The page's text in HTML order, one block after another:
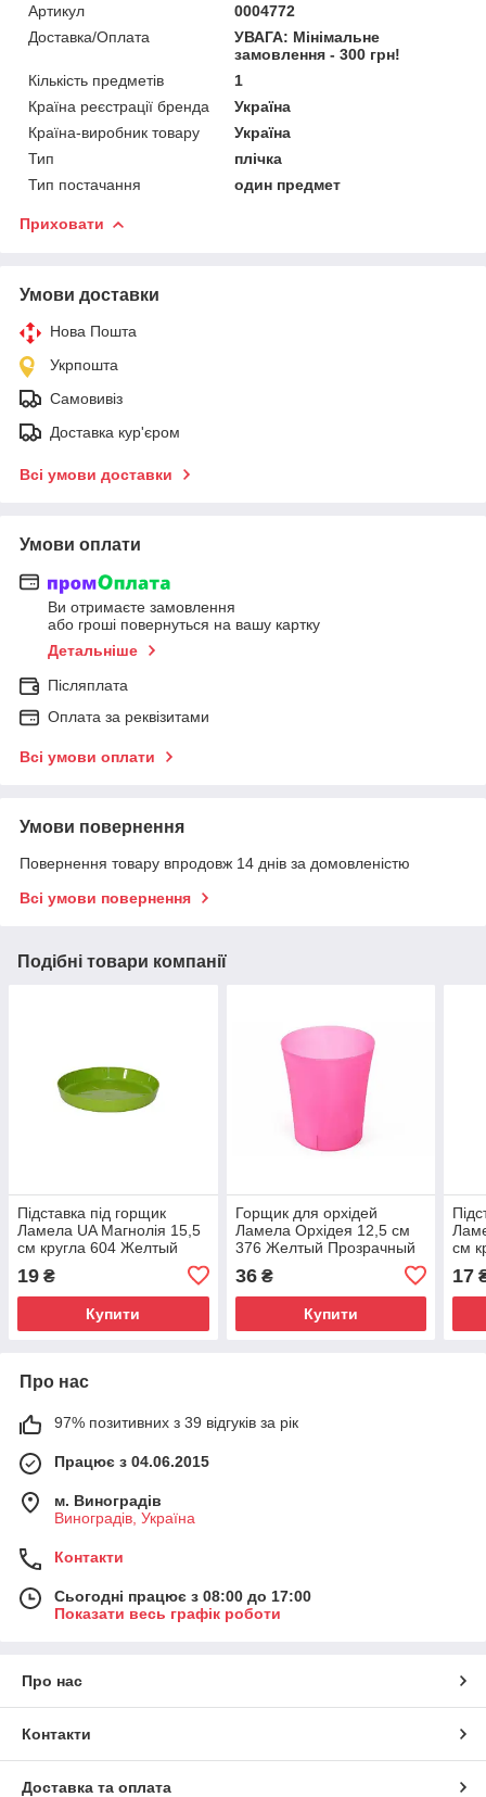
Артикул
0004772
Доставка/Оплата
УВАГА: Мінімальне
замовлення - 300 грн!
Кількість предметів
1
Країна реєстрації бренда
Україна
Країна-виробник товару
Україна
Тип
плічка
Тип постачання
один предмет
Приховати
Умови доставки
Нова Пошта
Укрпошта
Самовивіз
Доставка кур'єром
Всі умови доставки
Умови оплати
Ви отримаєте замовлення
або гроші повернуться на вашу картку
Детальніше
Післяплата
Оплата за реквізитами
Всі умови оплати
Умови повернення
Повернення товару впродовж 14 днів за домовленістю
Всі умови повернення
Подібні товари компанії
Підставка під горщик
Ламела UA Магнолія 15,5
см кругла 604 Желтый
19 ₴
Купити
Горщик для орхідей
Ламела Орхідея 12,5 см
376 Желтый Прозрачный
36₴
Купити
см
17
Про нас
97% позитивних з 39 відгуків за рік
Працює з 04.06.2015
м. Виноградів
Виноградів, Україна
Контакти
Сьогодні працює з 08:00 до 17:00
Показати весь графік роботи
Про нас
Контакти
Доставка та оплата